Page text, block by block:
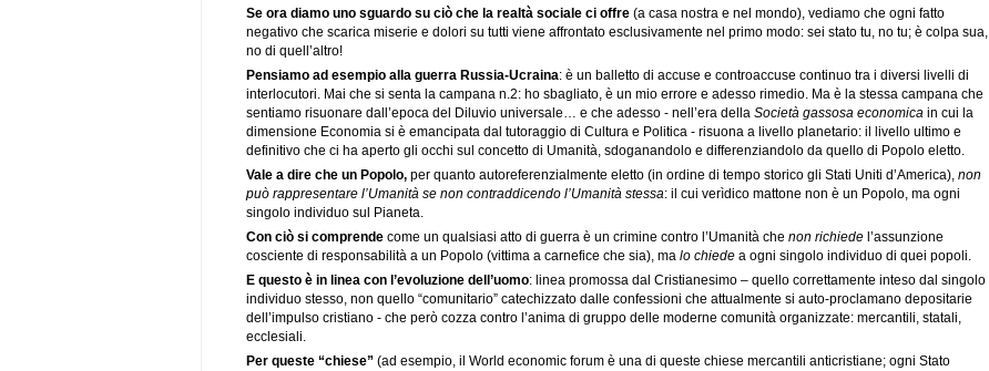
Se ora diamo uno sguardo su ciò che la realtà sociale ci offre (a casa nostra e nel mondo), vediamo che ogni fatto
negativo che scarica miserie e dolori su tutti viene affrontato esclusivamente nel primo modo: sei stato tu, no tu; è colpa sua,
no di quell’altro!
Pensiamo ad esempio alla guerra Russia-Ucraina: è un balletto di accuse e controaccuse continuo tra i diversi livelli di
interlocutori. Mai che si senta la campana n.2: ho sbagliato, è un mio errore e adesso rimedio. Ma è la stessa campana che
sentiamo risuonare dall’epoca del Diluvio universale… e che adesso - nell’era della Società gassosa economica in cui la
dimensione Economia si è emancipata dal tutoraggio di Cultura e Politica - risuona a livello planetario: il livello ultimo e
definitivo che ci ha aperto gli occhi sul concetto di Umanità, sdoganandolo e differenziandolo da quello di Popolo eletto.
Vale a dire che un Popolo, per quanto autoreferenzialmente eletto (in ordine di tempo storico gli Stati Uniti d’America), non
può rappresentare l’Umanità se non contraddicendo l’Umanità stessa: il cui verìdico mattone non è un Popolo, ma ogni
singolo individuo sul Pianeta.
Con ciò si comprende come un qualsiasi atto di guerra è un crimine contro l’Umanità che non richiede l’assunzione
cosciente di responsabilità a un Popolo (vittima a carnefice che sia), ma lo chiede a ogni singolo individuo di quei popoli.
E questo è in linea con l’evoluzione dell’uomo: linea promossa dal Cristianesimo – quello correttamente inteso dal singolo
individuo stesso, non quello “comunitario” catechizzato dalle confessioni che attualmente si auto-proclamano depositarie
dell’impulso cristiano - che però cozza contro l’anima di gruppo delle moderne comunità organizzate: mercantili, statali,
ecclesiali.
Per queste “chiese” (ad esempio, il World economic forum è una di queste chiese mercantili anticristiane; ogni Stato